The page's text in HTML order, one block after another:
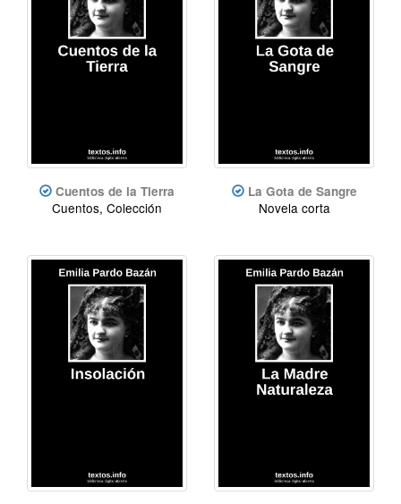
Cuentos de la Tierra
Cuentos, Colección
La Gota de Sangre
Novela corta